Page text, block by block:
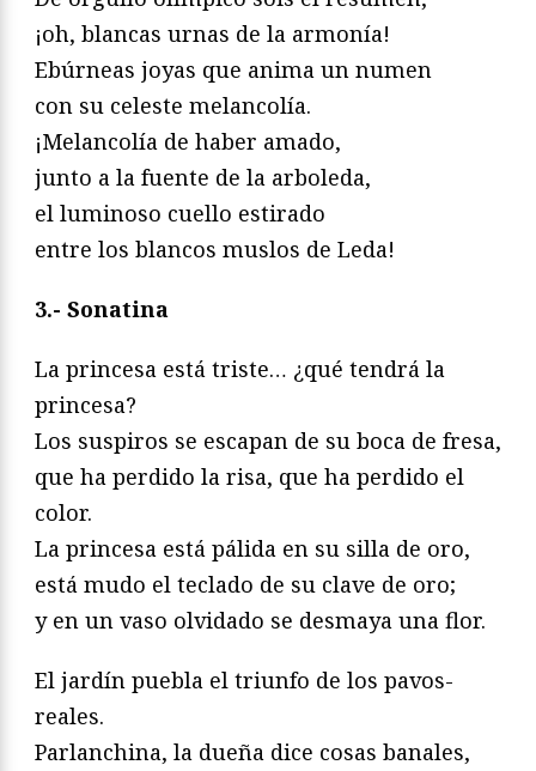
¡oh, blancas urnas de la armonía!
Ebúrneas joyas que anima un numen
con su celeste melancolía.
¡Melancolía de haber amado,
junto a la fuente de la arboleda,
el luminoso cuello estirado
entre los blancos muslos de Leda!
3.- Sonatina
La princesa está triste… ¿qué tendrá la
princesa?
Los suspiros se escapan de su boca de fresa,
que ha perdido la risa, que ha perdido el
color.
La princesa está pálida en su silla de oro,
está mudo el teclado de su clave de oro;
y en un vaso olvidado se desmaya una flor.
El jardín puebla el triunfo de los pavos-
reales.
Parlanchina, la dueña dice cosas banales,